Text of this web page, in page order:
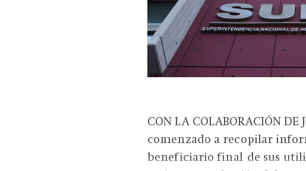
CON LA COLABORACIÓN DE
comenzado a recopilar
beneficiario final de sus